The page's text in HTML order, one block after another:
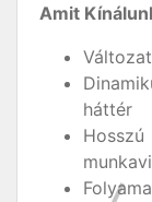
Amit
háttér